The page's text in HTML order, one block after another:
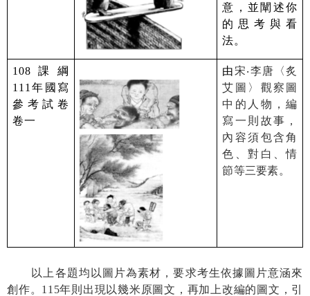
意，並闡述你
的思考與看
法。
108 課綱
111 年國寫
參考試卷
卷一
由宋‧李唐〈炙
艾圖〉觀察圖
中的人物，編
寫一則故事，
內容須包含角
色、對白、情
節等三要素。
以上各題均以圖片為素材，要求考生依據圖片意涵來
創作。 115年則出現以幾米原圖文，再加上改編的圖文，引